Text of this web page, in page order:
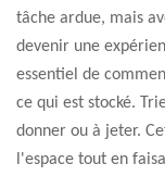
tâche ardue, mais
devenir une
essentiel de
ce qui est stocké.
donner ou à jeter.
l'espace tout en